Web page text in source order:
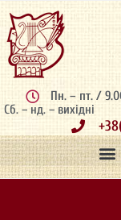
Пн. – пт. /
Сб. – нд. – вихідні